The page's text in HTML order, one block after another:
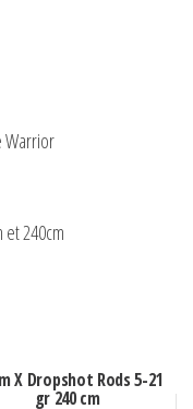
Warrior
240cm
X Dropshot Rods 5-21
gr 240 cm